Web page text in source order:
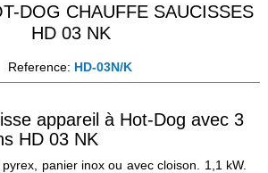
DOG CHAUFFE SAUCISSES
HD 03 NK
Reference: HD-03N/K
appareil à Hot-Dog avec 3
HD 03 NK
panier inox ou avec cloison. 1,1 kW.